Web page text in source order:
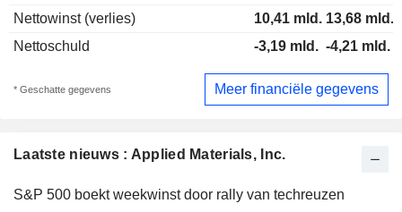
Laatste nieuws : Applied Materials, Inc.
S&P 500 boekt weekwinst door rally van techreuzen
Nettowinst (verlies)
10,41 mld. 13,68 mld.
Nettoschuld
-3,19 mld. -4,21 mld.
* Geschatte gegevens Meer financiële gegevens